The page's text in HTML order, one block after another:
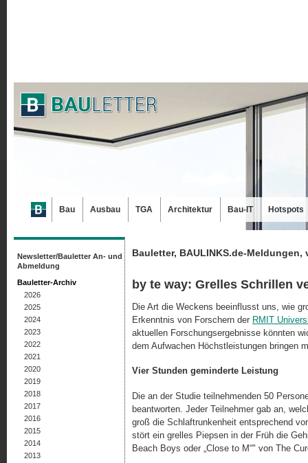
Bauletter, BAULINKS.de-Meldungen,
by te way: Grelles Schrillen
Die Art die Weckens beeinflusst uns, wie
Erkenntnis von Forschern der RMIT
aktuellen Forschungsergebnisse könnten
dem Aufwachen Höchstleistungen bringen
Vier Stunden geminderte Leistung
Die an der Studie teilnehmenden 50
beantworten. Jeder Teilnehmer gab an,
groß die Schlaftrunkenheit entsprechend
stört ein grelles Piepsen in der Früh die
Beach Boys oder „Close to M“" von The
Newsletter/Bauletter An- und
Abmeldung
Bauletter-Archiv
2026
2025
2024
2023
2022
2021
2020
2019
2018
2017
2016
2015
2014
2013
Bau Ausbau TGA Architektur Bau-IT Hotspots